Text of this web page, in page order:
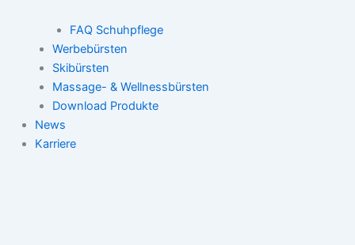
FAQ Schuhpflege
Werbebürsten
Skibürsten
Massage- & Wellnessbürsten
Download Produkte
News
Karriere